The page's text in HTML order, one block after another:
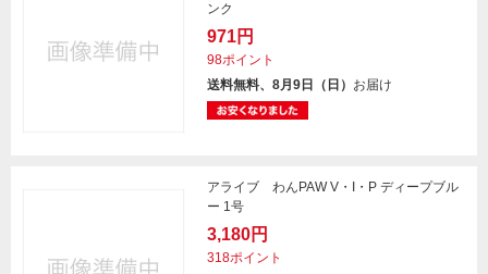
ンク
971円
98ポイント
送料無料、8月9日（日） お届け
アライブ わんPAW V・I・P ディープブル
ー 1号
3,180円
318ポイント